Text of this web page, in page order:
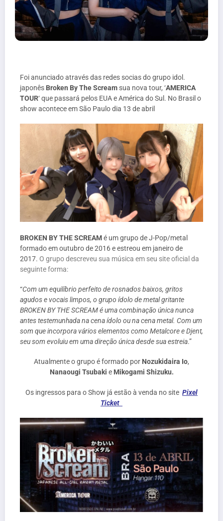
Foi anunciado através das redes socias do grupo idol.
japonês Broken By The Scream sua nova tour, ‘AMERICA
TOUR‘ que passará pelos EUA e América do Sul. No Brasil o
show acontece em São Paulo dia 13 de abril
BROKEN BY THE SCREAMé um grupo de J-Pop/metal
formado em outubro de 2016 e estreou em janeiro de
2017. O grupo descreveu sua música em seu site oficial da
seguinte forma:
“Com um equilíbrio perfeito de rosnados baixos, gritos
agudos e vocais limpos, o grupo ídolo de metal gritante
BROKEN BY THE SCREAM é uma combinação única nunca
antes testemunhada na cena ídolo ou na cena metal. Com um
som que incorpora vários elementos como Metalcore e Djent,
seu som evoluiu em uma direção única desde sua estreia.”
Atualmente o grupo é formado por Nozukidaira Io,
Nanaougi Tsubaki e Mikogami Shizuku.
Os ingressos para o Show já estão à venda no site Pixel
Ticket